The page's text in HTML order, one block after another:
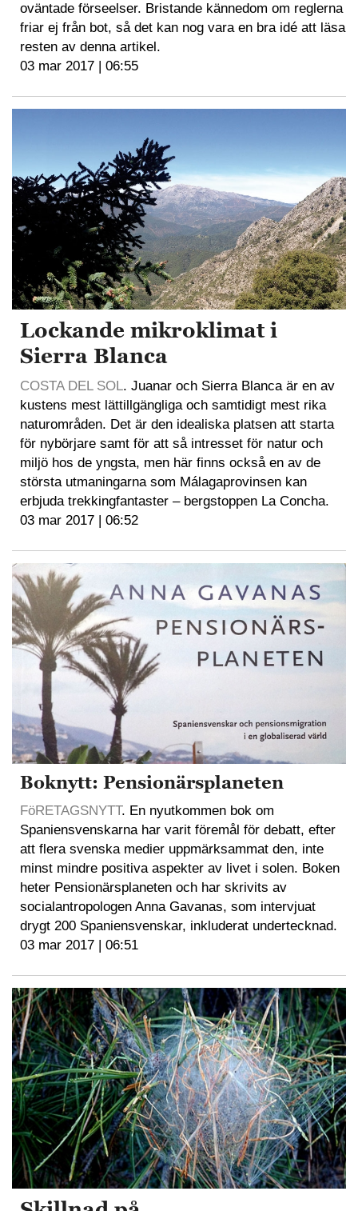
oväntade förseelser. Bristande kännedom om reglerna
friar ej från bot, så det kan nog vara en bra idé att läsa
resten av denna artikel.
03 mar 2017 | 06:55
Lockande mikroklimat i
Sierra Blanca
COSTA DEL SOL. Juanar och Sierra Blanca är en av
kustens mest lättillgängliga och samtidigt mest rika
naturområden. Det är den idealiska platsen att starta
för nybörjare samt för att så intresset för natur och
miljö hos de yngsta, men här finns också en av de
största utmaningarna som Málagaprovinsen kan
erbjuda trekkingfantaster – bergstoppen La Concha.
03 mar 2017 | 06:52
Boknytt: Pensionärsplaneten
FöRETAGSNYTT. En nyutkommen bok om
Spaniensvenskarna har varit föremål för debatt, efter
att flera svenska medier uppmärksammat den, inte
minst mindre positiva aspekter av livet i solen. Boken
heter Pensionärsplaneten och har skrivits av
socialantropologen Anna Gavanas, som intervjuat
drygt 200 Spaniensvenskar, inkluderat undertecknad.
03 mar 2017 | 06:51